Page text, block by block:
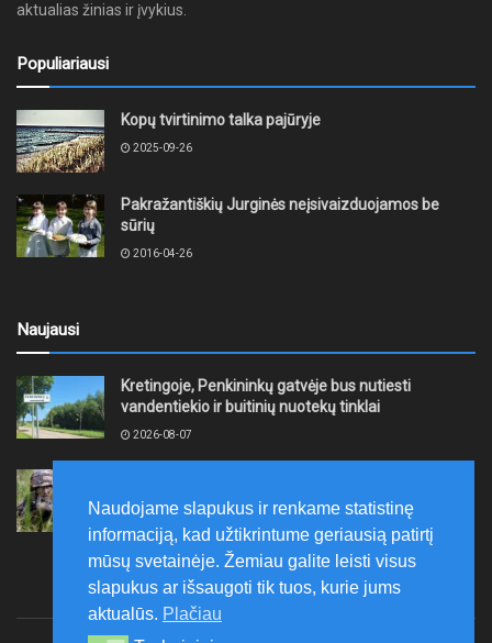
aktualias žinias ir įvykius.
Populiariausi
Kopų tvirtinimo talka pajūryje
2025-09-26
Pakražantiškių Jurginės neįsivaizduojamos be
sūrių
2016-04-26
Naujausi
Kretingoje, Penkininkų gatvėje bus nutiesti
vandentiekio ir buitinių nuotekų tinklai
2026-08-07
rinktinė vykdys karines pratybas
2026-08-07
Naudojame slapukus ir renkame statistinę
informaciją, kad užtikrintume geriausią patirtį
mūsų svetainėje. Žemiau galite leisti visus
slapukus ar išsaugoti tik tuos, kurie jums
aktualūs. Plačiau